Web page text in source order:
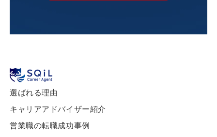
選ばれる理由
キャリアアドバイザー紹介
営業職の転職成功事例